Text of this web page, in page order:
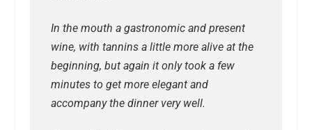
In the mouth a gastronomic and present
wine, with tannins a little more alive at the
beginning, but again it only took a few
minutes to get more elegant and
accompany the dinner very well.